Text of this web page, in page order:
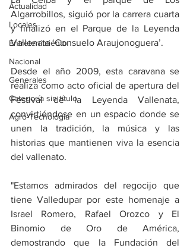
Actualidad
Locales
Entretenimiento
Nacional
Generales
Categoría sin título
Agro-Tecnología
Algarrobillos, siguió por la carrera cuarta
y finalizó en el Parque de la Leyenda
Vallenata ‘Consuelo Araujonoguera’.
Desde el año 2009, esta caravana se
realiza como acto oficial de apertura del
Festival de la Leyenda Vallenata,
convirtiéndose en un espacio donde se
unen la tradición, la música y las
historias que mantienen viva la esencia
del vallenato.
"Estamos admirados del regocijo que
tiene Valledupar por este homenaje a
Israel Romero, Rafael Orozco y El
Binomio de Oro de América,
demostrando que la Fundación del